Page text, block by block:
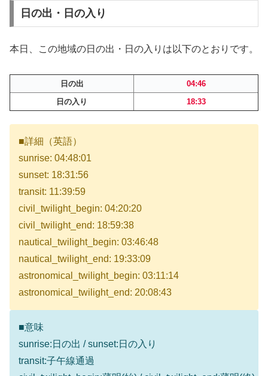
日の出・日の入り
本日、この地域の日の出・日の入りは以下のとおりです。
日の出
04:46
日の入り
18:33
■詳細（英語）
sunrise: 04:48:01
sunset: 18:31:56
transit: 11:39:59
civil_twilight_begin: 04:20:20
civil_twilight_end: 18:59:38
nautical_twilight_begin: 03:46:48
nautical_twilight_end: 19:33:09
astronomical_twilight_begin: 03:11:14
astronomical_twilight_end: 20:08:43
■意味
sunrise:日の出 / sunset:日の入り
transit:子午線通過